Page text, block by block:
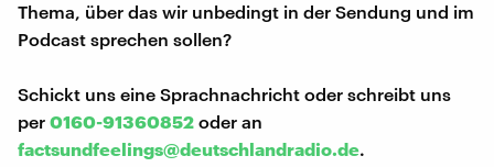
Thema, über das wir unbedingt in der Sendung und im
Podcast sprechen sollen?
Schickt uns eine Sprachnachricht oder schreibt uns
per 0160-91360852 oder an
factsundfeelings@deutschlandradio.de.